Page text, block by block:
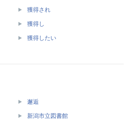
獲得され
獲得し
獲得したい
邂逅
新潟市立図書館